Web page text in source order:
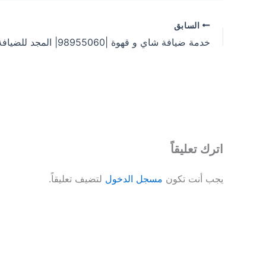
السابق
خدمة ضيافة شاي و قهوة |98955060| المجد للضيافة
اترك تعليقاً
يجب أنت تكون مسجل الدخول لتضيف تعليقاً.